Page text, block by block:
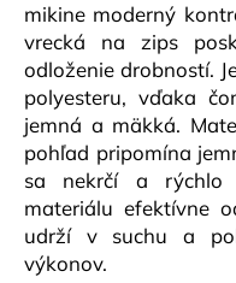
mikine moderný
vrecká na zips
odloženie drobností.
polyesteru, vďaka
jemná a mäkká.
pohľad pripomína
sa nekrčí a rýchlo
materiálu efektívne
udrží v suchu a
výkonov.
TRIČKO
NATURAL
KRR
BÉŽOVÉ
€21,90